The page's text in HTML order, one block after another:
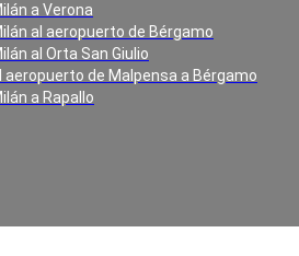
a Verona
al aeropuerto de Bérgamo
al Orta San Giulio
aeropuerto de Malpensa a Bérgamo
a Rapallo